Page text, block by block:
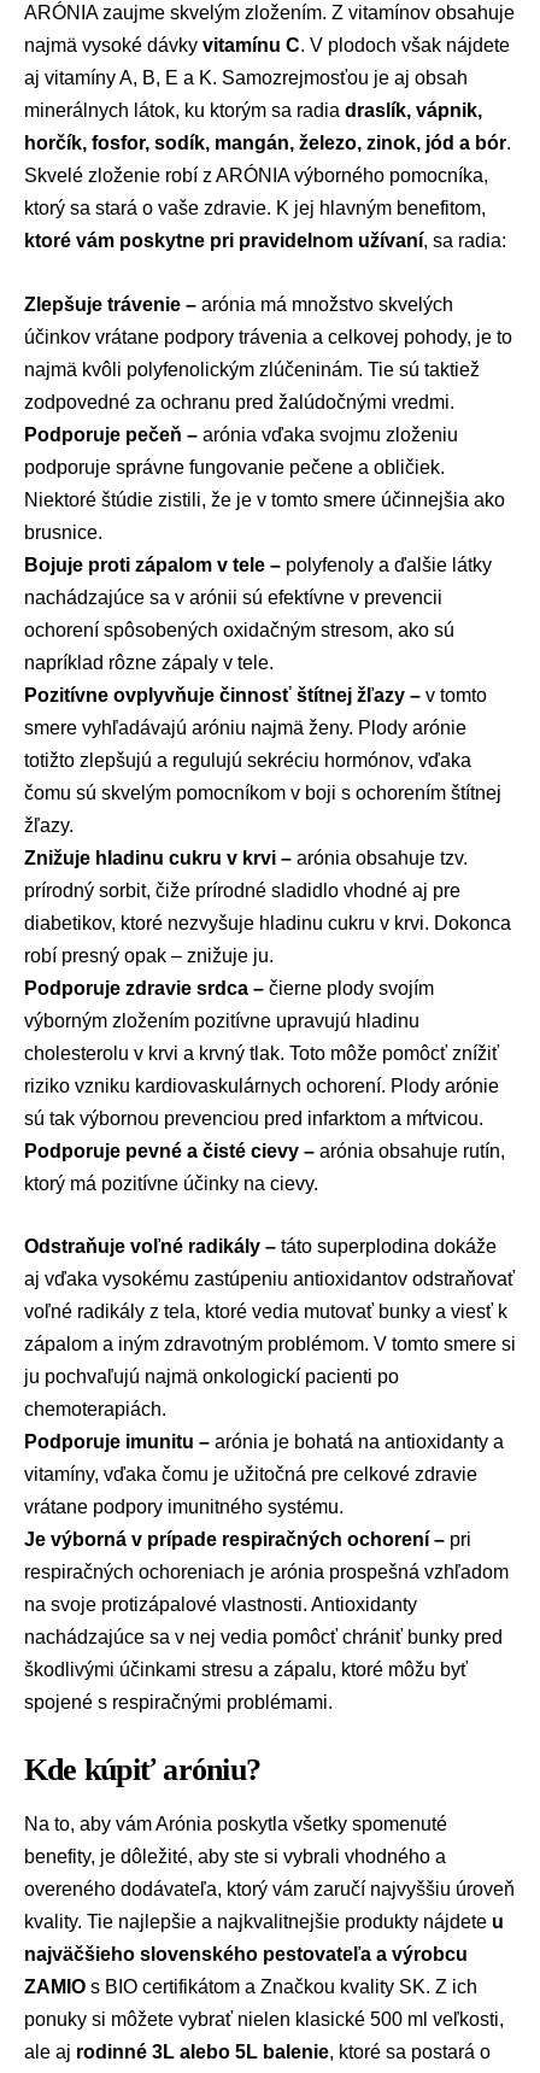
ARÓNIA zaujme skvelým zložením. Z vitamínov obsahuje
najmä vysoké dávky vitamínu C. V plodoch však nájdete
aj vitamíny A, B, E a K. Samozrejmosťou je aj obsah
minerálnych látok, ku ktorým sa radia draslík, vápnik,
horčík, fosfor, sodík, mangán, železo, zinok, jód a bór.
Skvelé zloženie robí z ARÓNIA výborného pomocníka,
ktorý sa stará o vaše zdravie. K jej hlavným benefitom,
ktoré vám poskytne pri pravidelnom užívaní, sa radia:
Zlepšuje trávenie – arónia má množstvo skvelých
účinkov vrátane podpory trávenia a celkovej pohody, je to
najmä kvôli polyfenolickým zlúčeninám. Tie sú taktiež
zodpovedné za ochranu pred žalúdočnými vredmi.
Podporuje pečeň – arónia vďaka svojmu zloženiu
podporuje správne fungovanie pečene a obličiek.
Niektoré štúdie zistili, že je v tomto smere účinnejšia ako
brusnice.
Bojuje proti zápalom v tele – polyfenoly a ďalšie látky
nachádzajúce sa v arónii sú efektívne v prevencii
ochorení spôsobených oxidačným stresom, ako sú
napríklad rôzne zápaly v tele.
Pozitívne ovplyvňuje činnosť štítnej žľazy – v tomto
smere vyhľadávajú aróniu najmä ženy. Plody arónie
totižto zlepšujú a regulujú sekréciu hormónov, vďaka
čomu sú skvelým pomocníkom v boji s ochorením štítnej
žľazy.
Znižuje hladinu cukru v krvi – arónia obsahuje tzv.
prírodný sorbit, čiže prírodné sladidlo vhodné aj pre
diabetikov, ktoré nezvyšuje hladinu cukru v krvi. Dokonca
robí presný opak – znižuje ju.
Podporuje zdravie srdca – čierne plody svojím
výborným zložením pozitívne upravujú hladinu
cholesterolu v krvi a krvný tlak. Toto môže pomôcť znížiť
riziko vzniku kardiovaskulárnych ochorení. Plody arónie
sú tak výbornou prevenciou pred infarktom a mŕtvicou.
Podporuje pevné a čisté cievy – arónia obsahuje rutín,
ktorý má pozitívne účinky na cievy.
Odstraňuje voľné radikály – táto superplodina dokáže
aj vďaka vysokému zastúpeniu antioxidantov odstraňovať
voľné radikály z tela, ktoré vedia mutovať bunky a viesť k
zápalom a iným zdravotným problémom. V tomto smere si
ju pochvaľujú najmä onkologickí pacienti po
chemoterapiách.
Podporuje imunitu – arónia je bohatá na antioxidanty a
vitamíny, vďaka čomu je užitočná pre celkové zdravie
vrátane podpory imunitného systému.
Je výborná v prípade respiračných ochorení – pri
respiračných ochoreniach je arónia prospešná vzhľadom
na svoje protizápalové vlastnosti. Antioxidanty
nachádzajúce sa v nej vedia pomôcť chrániť bunky pred
škodlivými účinkami stresu a zápalu, ktoré môžu byť
spojené s respiračnými problémami.
Kde kúpiť aróniu?
Na to, aby vám Arónia poskytla všetky spomenuté
benefity, je dôležité, aby ste si vybrali vhodného a
overeného dodávateľa, ktorý vám zaručí najvyššiu úroveň
kvality. Tie najlepšie a najkvalitnejšie produkty nájdete u
najväčšieho slovenského pestovateľa a výrobcu
ZAMIO s BIO certifikátom a Značkou kvality SK. Z ich
ponuky si môžete vybrať nielen klasické 500 ml veľkosti,
ale aj rodinné 3L alebo 5L balenie, ktoré sa postará o